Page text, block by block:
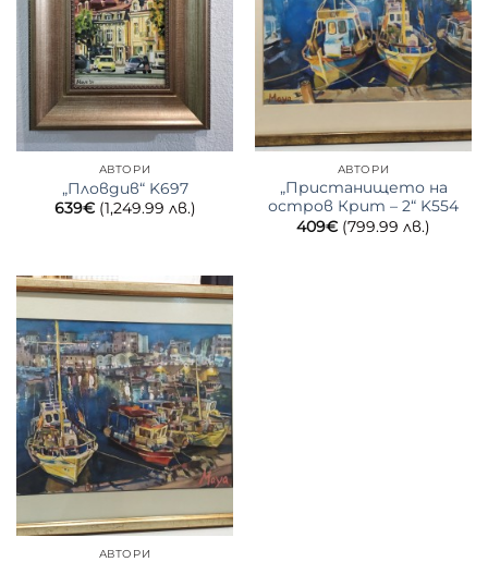
АВТОРИ
„Пловдив“ K697
639€ (1,249.99 лв.)
АВТОРИ
„Пристанището на
остров Крит – 2“ K554
409€ (799.99 лв.)
АВТОРИ